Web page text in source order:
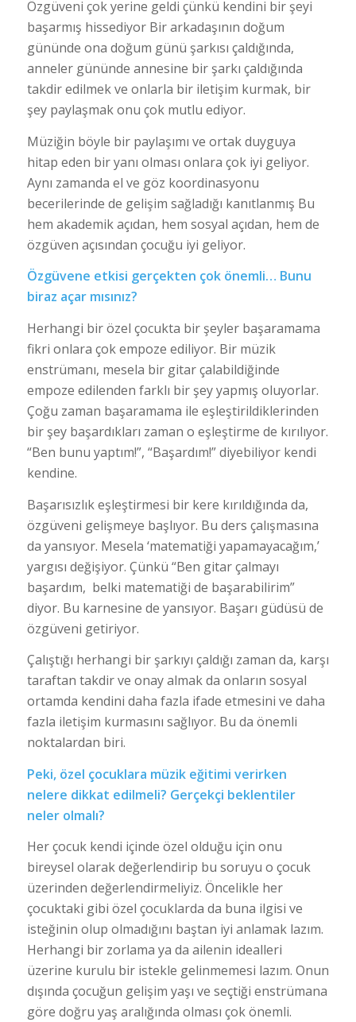
Özgüveni çok yerine geldi çünkü kendini bir şeyi
başarmış hissediyor Bir arkadaşının doğum
gününde ona doğum günü şarkısı çaldığında,
anneler gününde annesine bir şarkı çaldığında
takdir edilmek ve onlarla bir iletişim kurmak, bir
şey paylaşmak onu çok mutlu ediyor.
Müziğin böyle bir paylaşımı ve ortak duyguya
hitap eden bir yanı olması onlara çok iyi geliyor.
Aynı zamanda el ve göz koordinasyonu
becerilerinde de gelişim sağladığı kanıtlanmış Bu
hem akademik açıdan, hem sosyal açıdan, hem de
özgüven açısından çocuğu iyi geliyor.
Özgüvene etkisi gerçekten çok önemli… Bunu
biraz açar mısınız?
Herhangi bir özel çocukta bir şeyler başaramama
fikri onlara çok empoze ediliyor. Bir müzik
enstrümanı, mesela bir gitar çalabildiğinde
empoze edilenden farklı bir şey yapmış oluyorlar.
Çoğu zaman başaramama ile eşleştirildiklerinden
bir şey başardıkları zaman o eşleştirme de kırılıyor.
“Ben bunu yaptım!”, “Başardım!” diyebiliyor kendi
kendine.
Başarısızlık eşleştirmesi bir kere kırıldığında da,
özgüveni gelişmeye başlıyor. Bu ders çalışmasına
da yansıyor. Mesela ‘matematiği yapamayacağım,’
yargısı değişiyor. Çünkü “Ben gitar çalmayı
başardım, belki matematiği de başarabilirim”
diyor. Bu karnesine de yansıyor. Başarı güdüsü de
özgüveni getiriyor.
Çalıştığı herhangi bir şarkıyı çaldığı zaman da, karşı
taraftan takdir ve onay almak da onların sosyal
ortamda kendini daha fazla ifade etmesini ve daha
fazla iletişim kurmasını sağlıyor. Bu da önemli
noktalardan biri.
Peki, özel çocuklara müzik eğitimi verirken
nelere dikkat edilmeli? Gerçekçi beklentiler
neler olmalı?
Her çocuk kendi içinde özel olduğu için onu
bireysel olarak değerlendirip bu soruyu o çocuk
üzerinden değerlendirmeliyiz. Öncelikle her
çocuktaki gibi özel çocuklarda da buna ilgisi ve
isteğinin olup olmadığını baştan iyi anlamak lazım.
Herhangi bir zorlama ya da ailenin idealleri
üzerine kurulu bir istekle gelinmemesi lazım. Onun
dışında çocuğun gelişim yaşı ve seçtiği enstrümana
göre doğru yaş aralığında olması çok önemli.